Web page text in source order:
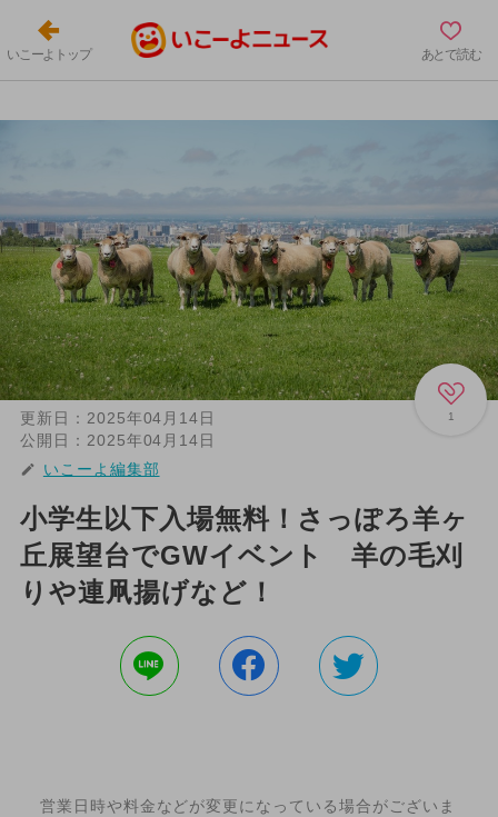
いこーよトップ あとで読む
1
更新日： 2025年04月14日
公開日： 2025年04月14日
いこーよ編集部
小学生以下入場無料！さっぽろ羊ヶ
丘展望台でGWイベント 羊の毛刈
りや連凧揚げなど！
営業日時や料金などが変更になっている場合がございま